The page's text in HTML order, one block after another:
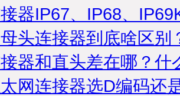
器IP67、IP68、
头连接器到底啥区别
器和直头差在哪？什
网连接器选D编码还